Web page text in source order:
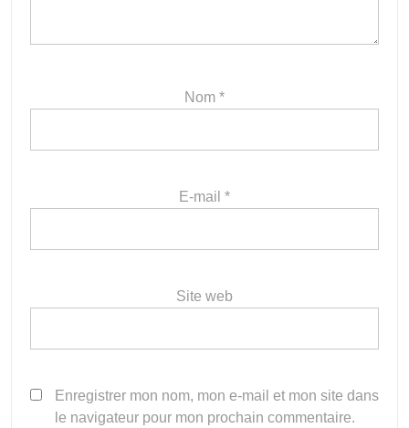
Nom *
E-mail *
Site web
Enregistrer mon nom, mon e-mail et mon site dans
le navigateur pour mon prochain commentaire.